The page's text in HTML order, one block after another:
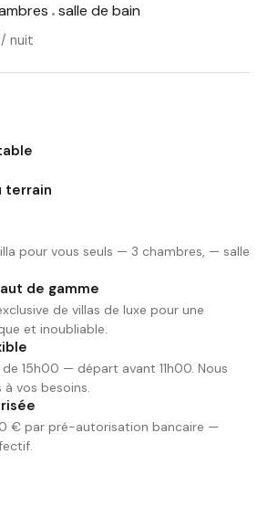
salle de bain
/ nuit
terrain
pour vous seuls — 3 chambres, — salle
de gamme
de villas de luxe pour une
et inoubliable.
15h00 — départ avant 11h00. Nous
vos besoins.
€ par pré-autorisation bancaire —